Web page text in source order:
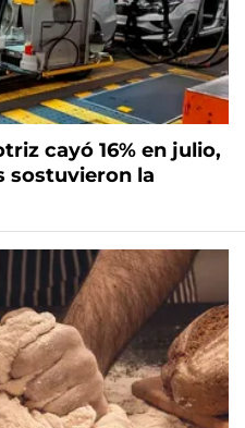
cayó 16% en julio,
sostuvieron la